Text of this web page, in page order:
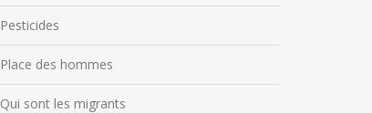
Pesticides
Place des hommes
Qui sont les migrants